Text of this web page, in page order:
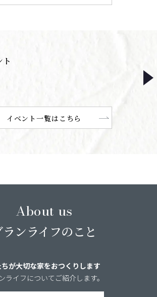
イベント一覧はこちら
About us
ランライフのこと
が大切な家をおつくりします
ライフについてご紹介します。